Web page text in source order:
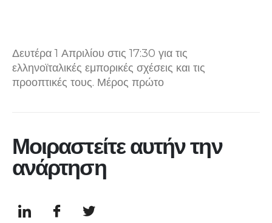
Δευτέρα 1 Απριλίου στις 17:30 για τις
ελληνοϊταλικές εμπορικές σχέσεις και τις
προοπτικές τους. Μέρος πρώτο
Μοιραστείτε αυτήν την
ανάρτηση